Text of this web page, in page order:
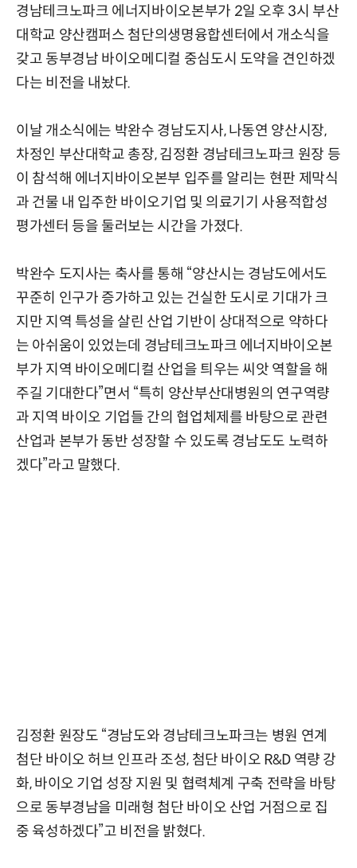
경남테크노파크 에너지바이오본부가 2일 오후 3시 부산
대학교 양산캠퍼스 첨단의생명융합센터에서 개소식을
갖고 동부경남 바이오메디컬 중심도시 도약을 견인하겠
다는 비전을 내놨다.
이날 개소식에는 박완수 경남도지사, 나동연 양산시장,
차정인 부산대학교 총장, 김정환 경남테크노파크 원장 등
이 참석해 에너지바이오본부 입주를 알리는 현판 제막식
과 건물 내 입주한 바이오기업 및 의료기기 사용적합성
평가센터 등을 둘러보는 시간을 가졌다.
박완수 도지사는 축사를 통해 “양산시는 경남도에서도
꾸준히 인구가 증가하고 있는 건실한 도시로 기대가 크
지만 지역 특성을 살린 산업 기반이 상대적으로 약하다
는 아쉬움이 있었는데 경남테크노파크 에너지바이오본
부가 지역 바이오메디컬 산업을 틔우는 씨앗 역할을 해
주길 기대한다”면서 “특히 양산부산대병원의 연구역량
과 지역 바이오 기업들 간의 협업체제를 바탕으로 관련
산업과 본부가 동반 성장할 수 있도록 경남도도 노력하
겠다”라고 말했다.
김정환 원장도 “경남도와 경남테크노파크는 병원 연계
첨단 바이오 허브 인프라 조성, 첨단 바이오 R&D 역량 강
화, 바이오 기업 성장 지원 및 협력체계 구축 전략을 바탕
으로 동부경남을 미래형 첨단 바이오 산업 거점으로 집
중 육성하겠다”고 비전을 밝혔다.